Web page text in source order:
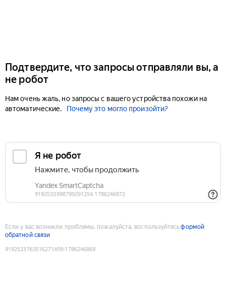
Подтвердите, что запросы отправляли вы, а
не робот
Нам очень жаль, но запросы с вашего устройства похожи на
автоматические.
Почему это могло произойти?
Если у вас возникли проблемы, пожалуйста, воспользуйтесьформой
обратной связи
9192533763516271409:1786246869